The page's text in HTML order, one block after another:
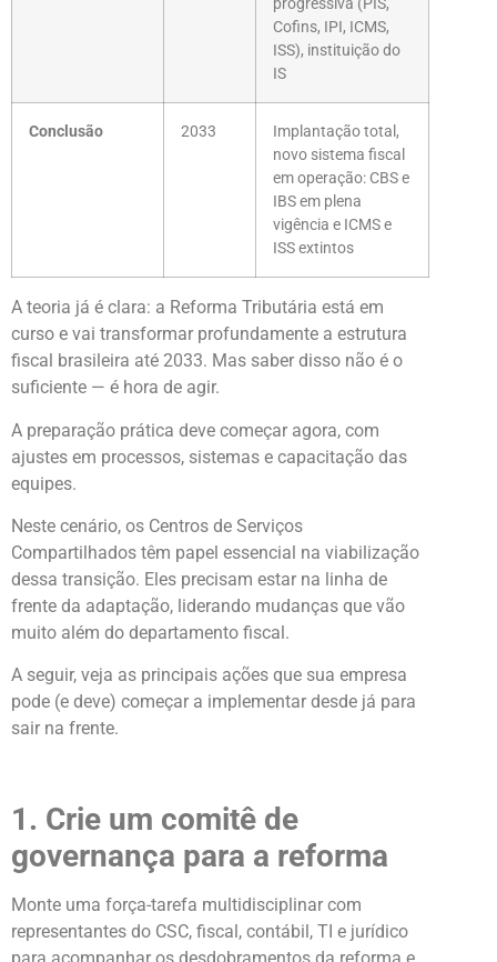
progressiva (PIS,
Cofins, IPI, ICMS,
ISS), instituição do
IS
Conclusão 2033
Implantação total,
novo sistema fiscal
em operação: CBS e
IBS em plena
vigência e ICMS e
ISS extintos
A teoria já é clara: a Reforma Tributária está em
curso e vai transformar profundamente a estrutura
fiscal brasileira até 2033. Mas saber disso não é o
suficiente — é hora de agir.
A preparação prática deve começar agora, com
ajustes em processos, sistemas e capacitação das
equipes.
Neste cenário, os Centros de Serviços
Compartilhados têm papel essencial na viabilização
dessa transição. Eles precisam estar na linha de
frente da adaptação, liderando mudanças que vão
muito além do departamento fiscal.
A seguir, veja as principais ações que sua empresa
pode (e deve) começar a implementar desde já para
sair na frente.
1. Crie um comitê de
governança para a reforma
Monte uma força-tarefa multidisciplinar com
representantes do CSC, fiscal, contábil, TI e jurídico